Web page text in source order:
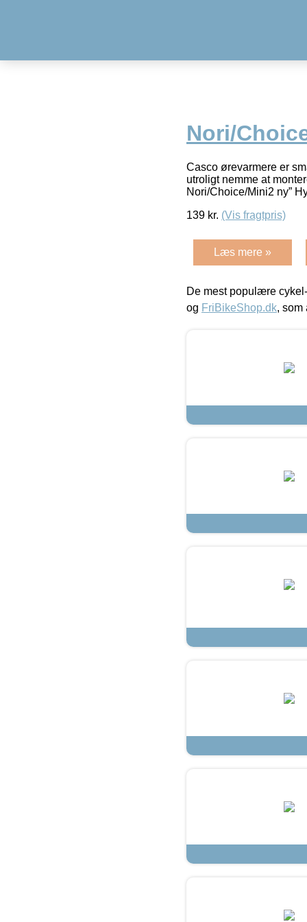
Nori/
Casco ørevarmere er
utroligt nemme at
Nori/Choice/Mini2 ny”
139 kr. (Vis fragtpris)
Læs mere »
De mest populære
og FriBikeShop.dk, som